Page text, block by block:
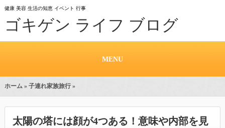
健康 美容 生活の知恵 イベント 行事
ゴキゲン ライフ ブログ
MENU
ホーム» 子連れ家族旅行»
太陽の塔には顔が4つある！意味や内部を見